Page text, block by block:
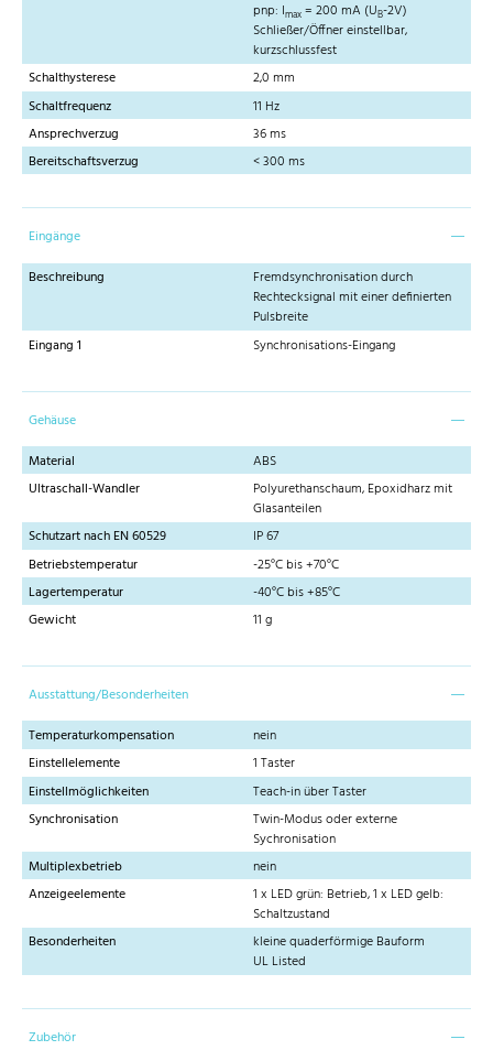
pnp: Imax = 200 mA (UB-2V)
Schließer/Öffner einstellbar,
kurzschlussfest
Schalthysterese
2,0 mm
Schaltfrequenz
11 Hz
Ansprechverzug
36 ms
Bereitschaftsverzug
< 300 ms
Eingänge
Beschreibung
Fremdsynchronisation durch
Rechtecksignal mit einer definierten
Pulsbreite
Eingang 1
Synchronisations-Eingang
Gehäuse
Material
ABS
Ultraschall-Wandler
Polyurethanschaum, Epoxidharz mit
Glasanteilen
Schutzart nach EN 60529
IP 67
Betriebstemperatur
-25°C bis +70°C
Lagertemperatur
-40°C bis +85°C
Gewicht
11 g
Ausstattung/Besonderheiten
Temperaturkompensation
nein
Einstellelemente
1 Taster
Einstellmöglichkeiten
Teach-in über Taster
Synchronisation
Twin-Modus oder externe
Sychronisation
Multiplexbetrieb
nein
Anzeigeelemente
1 x LED grün: Betrieb, 1 x LED gelb:
Schaltzustand
Besonderheiten
kleine quaderförmige Bauform
UL Listed
Zubehör